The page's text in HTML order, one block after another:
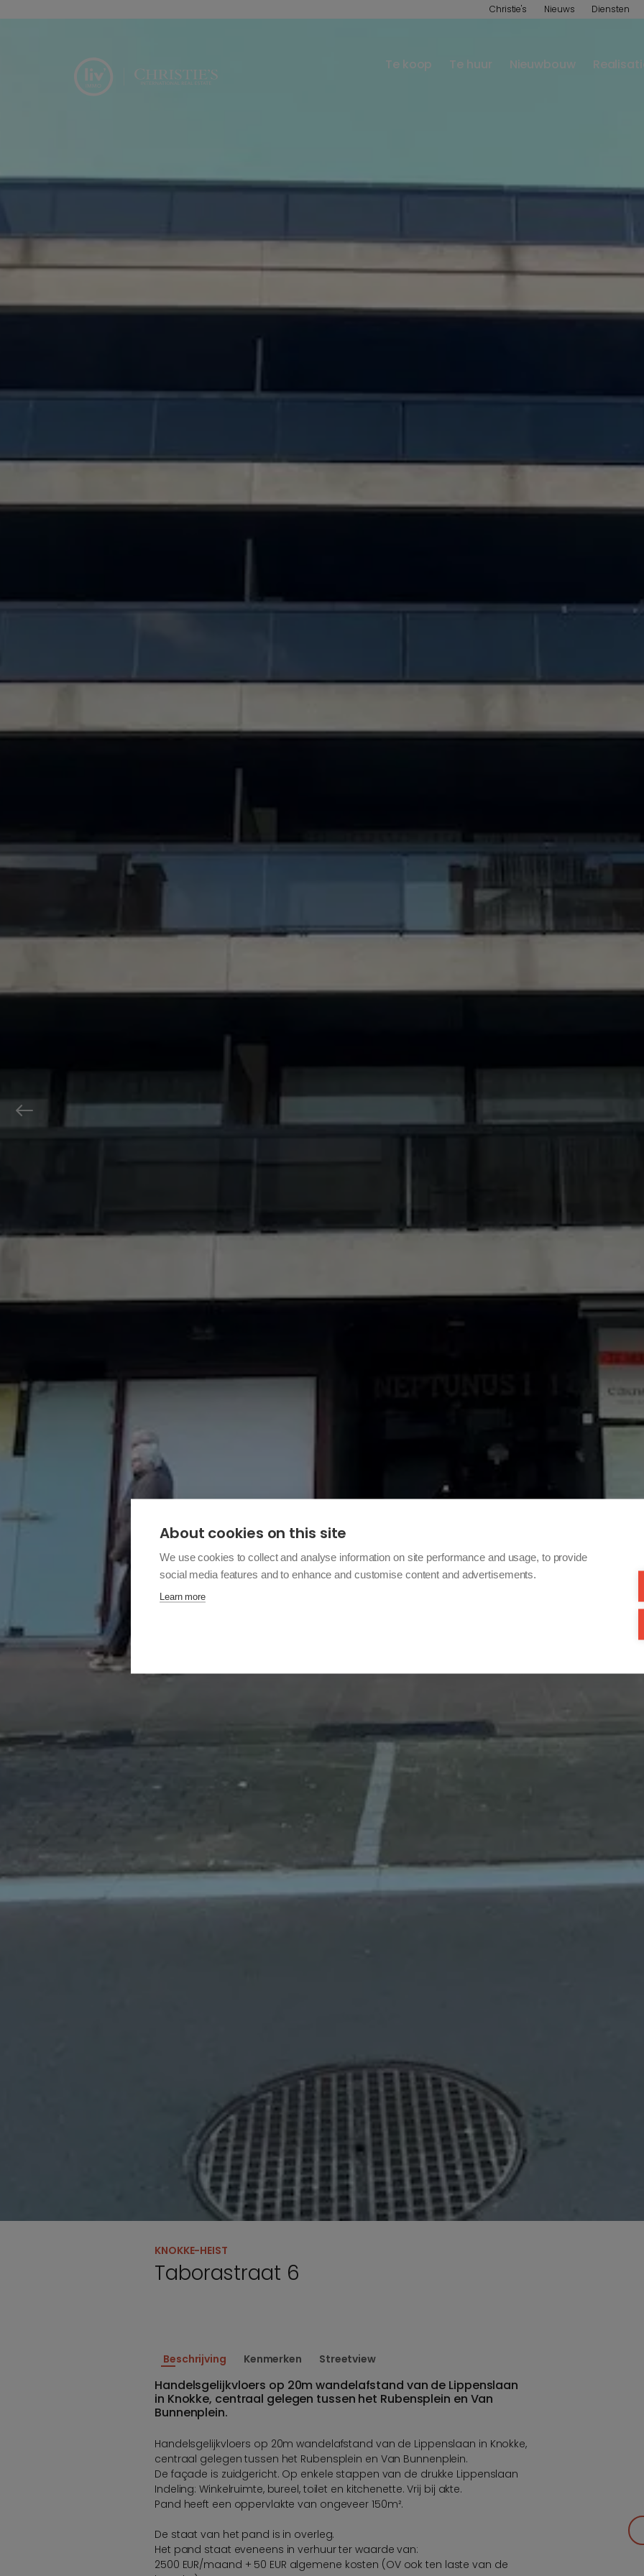
Christie's Nieuws Diensten
Te koop Te huur Nieuwbouw
KNOKKE-HEIST
Taborastraat 6
Beschrijving Kenmerken Streetview
Handelsgelijkvloers op 20m wandelafstand van de Lippenslaan
in Knokke, centraal gelegen tussen het Rubensplein en Van
Bunnenplein.
Handelsgelijkvloers op 20m wandelafstand van de Lippenslaan in Knokke,
centraal gelegen tussen het Rubensplein en Van Bunnenplein.
De façade is zuidgericht. Op enkele stappen van de drukke Lippenslaan
Indeling: Winkelruimte, bureel, toilet en kitchenette. Vrij bij akte.
Pand heeft een oppervlakte van ongeveer 150m².
De staat van het pand is in overleg.
Het pand staat eveneens in verhuur ter waarde van:
2500 EUR/maand + 50 EUR algemene kosten (OV ook ten laste van de
About cookies on this site
We use cookies to collect and analyse information on site performance and usage, to provide
social media features and to enhance and customise content and advertisements.
Learn more